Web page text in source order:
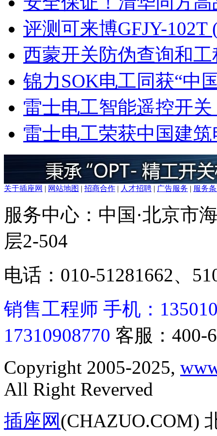
评测可来博GFJY-
西蒙开关防伪查询和
锦力SOK电工同获“中
雷士电工智能遥控开
雷士电工荣获中国建
关于插座网 | 网站地图 | 招商合作 | 人才招聘 | 广告服务 | 服务
服务中心：中国·北京市
层2-504
电话：010-51281662、
销售工程师 手机：
17310908770 客服：400-
Copyright 2005-2025,
All Right Reverved
插座网(CHAZUO.COM)